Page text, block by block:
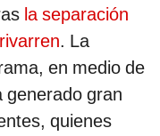
la separación
. La
en medio de
generado gran
quienes